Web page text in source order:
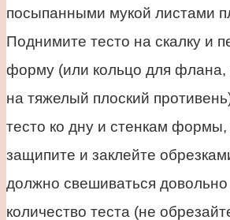
посыпанными мукой листами
Поднимите тесто на скалку и
форму (или кольцо для флана,
на тяжелый плоский
тесто ко дну и стенкам
защипите и заклейте
должно свешиваться
количество теста (не